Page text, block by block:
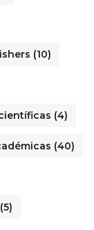
(10)
(4)
(40)
(5)